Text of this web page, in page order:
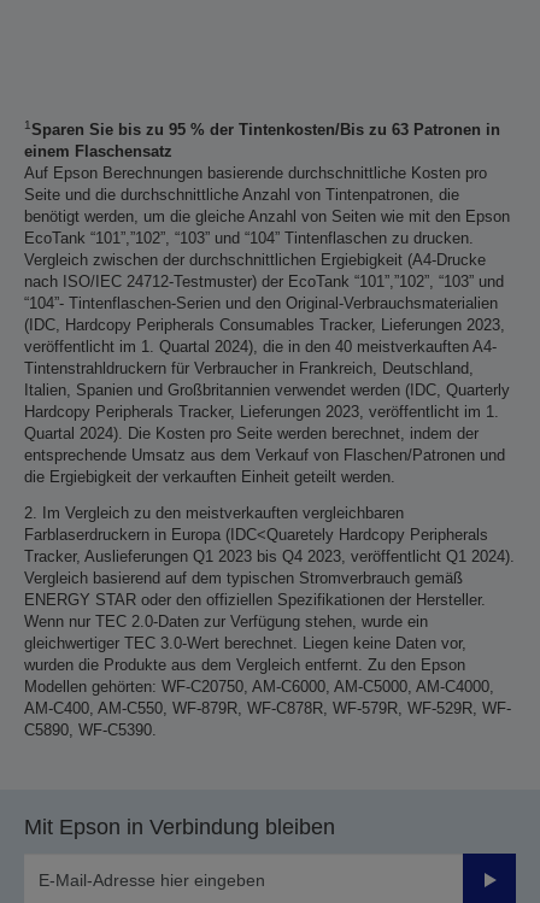
1Sparen Sie bis zu 95 % der Tintenkosten/Bis zu 63 Patronen in
einem Flaschensatz
Auf Epson Berechnungen basierende durchschnittliche Kosten pro
Seite und die durchschnittliche Anzahl von Tintenpatronen, die
benötigt werden, um die gleiche Anzahl von Seiten wie mit den Epson
EcoTank “101”,”102”, “103” und “104” Tintenflaschen zu drucken.
Vergleich zwischen der durchschnittlichen Ergiebigkeit (A4-Drucke
nach ISO/IEC 24712-Testmuster) der EcoTank “101”,”102”, “103” und
“104”- Tintenflaschen-Serien und den Original-Verbrauchsmaterialien
(IDC, Hardcopy Peripherals Consumables Tracker, Lieferungen 2023,
veröffentlicht im 1. Quartal 2024), die in den 40 meistverkauften A4-
Tintenstrahldruckern für Verbraucher in Frankreich, Deutschland,
Italien, Spanien und Großbritannien verwendet werden (IDC, Quarterly
Hardcopy Peripherals Tracker, Lieferungen 2023, veröffentlicht im 1.
Quartal 2024). Die Kosten pro Seite werden berechnet, indem der
entsprechende Umsatz aus dem Verkauf von Flaschen/Patronen und
die Ergiebigkeit der verkauften Einheit geteilt werden.
2. Im Vergleich zu den meistverkauften vergleichbaren
Farblaserdruckern in Europa (IDC<Quaretely Hardcopy Peripherals
Tracker, Auslieferungen Q1 2023 bis Q4 2023, veröffentlicht Q1 2024).
Vergleich basierend auf dem typischen Stromverbrauch gemäß
ENERGY STAR oder den offiziellen Spezifikationen der Hersteller.
Wenn nur TEC 2.0-Daten zur Verfügung stehen, wurde ein
gleichwertiger TEC 3.0-Wert berechnet. Liegen keine Daten vor,
wurden die Produkte aus dem Vergleich entfernt. Zu den Epson
Modellen gehörten: WF-C20750, AM-C6000, AM-C5000, AM-C4000,
AM-C400, AM-C550, WF-879R, WF-C878R, WF-579R, WF-529R, WF-
C5890, WF-C5390.
Mit Epson in Verbindung bleiben